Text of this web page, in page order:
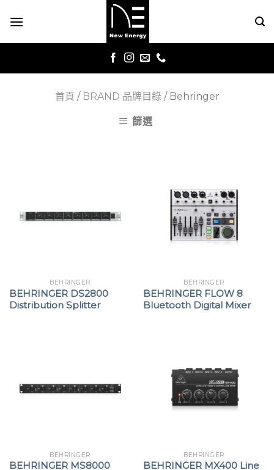
首頁 / BRAND 品牌目錄 / Behringer
篩選
BEHRINGER
BEHRINGER DS2800
Distribution Splitter
BEHRINGER
BEHRINGER FLOW 8
Bluetooth Digital Mixer
BEHRINGER
BEHRINGER MS8000
BEHRINGER
BEHRINGER MX400 Line